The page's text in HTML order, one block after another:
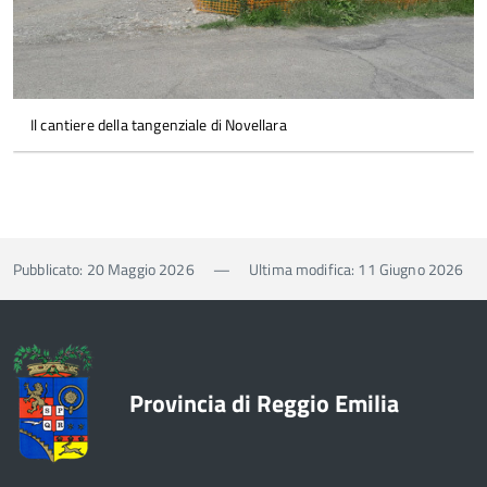
Il cantiere della tangenziale di Novellara
Pubblicato: 20 Maggio 2026 — Ultima modifica: 11 Giugno 2026
Provincia di Reggio Emilia